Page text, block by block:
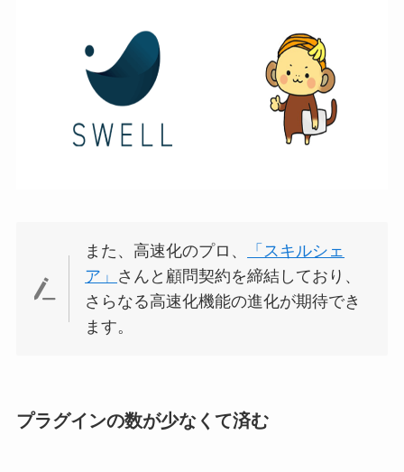
また、高速化のプロ、
「スキルシェ
ア」 さんと顧問契約を締結しており、
さらなる高速化機能の進化が期待でき
ます。
プラグインの数が少なくて済む